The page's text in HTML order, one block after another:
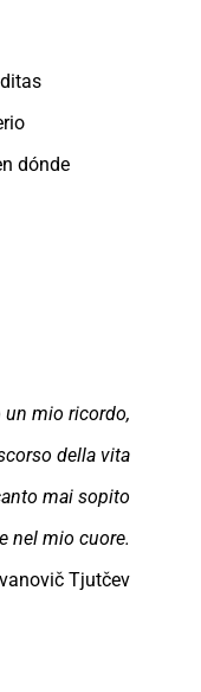
dónde
un mio ricordo,
della vita
mai sopito
nel mio cuore.
Tjutčev